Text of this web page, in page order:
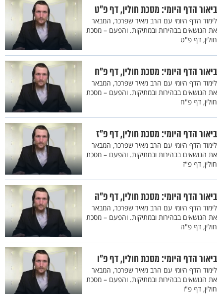
ביאור הדף היומי: מסכת חולין, דף פ"ט
לימוד הדף היומי עם הרב מאיר שפרכר, המבאר
את הנושאים בבהירות ובמתיקות. והפעם – מסכת
חולין, דף פ"ט
ביאור הדף היומי: מסכת חולין, דף פ"ח
לימוד הדף היומי עם הרב מאיר שפרכר, המבאר
את הנושאים בבהירות ובמתיקות. והפעם – מסכת
חולין, דף פ"ח
ביאור הדף היומי: מסכת חולין, דף פ"ז
לימוד הדף היומי עם הרב מאיר שפרכר, המבאר
את הנושאים בבהירות ובמתיקות. והפעם – מסכת
חולין, דף פ"ז
ביאור הדף היומי: מסכת חולין, דף פ"ה
לימוד הדף היומי עם הרב מאיר שפרכר, המבאר
את הנושאים בבהירות ובמתיקות. והפעם – מסכת
חולין, דף פ"ה
ביאור הדף היומי: מסכת חולין, דף פ"ו
לימוד הדף היומי עם הרב מאיר שפרכר, המבאר
את הנושאים בבהירות ובמתיקות. והפעם – מסכת
חולין, דף פ"ו